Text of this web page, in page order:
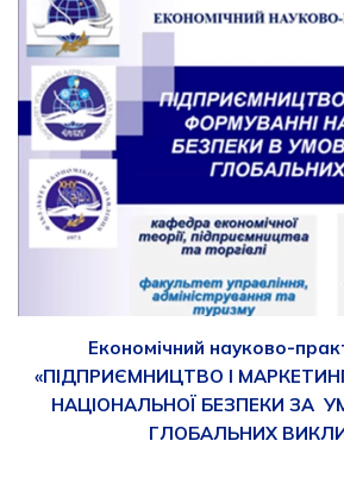
Економічний науково-
«ПІДПРИЄМНИЦТВО І
НАЦІОНАЛЬНОЇ БЕЗПЕКИ ЗА
ГЛОБАЛЬНИХ